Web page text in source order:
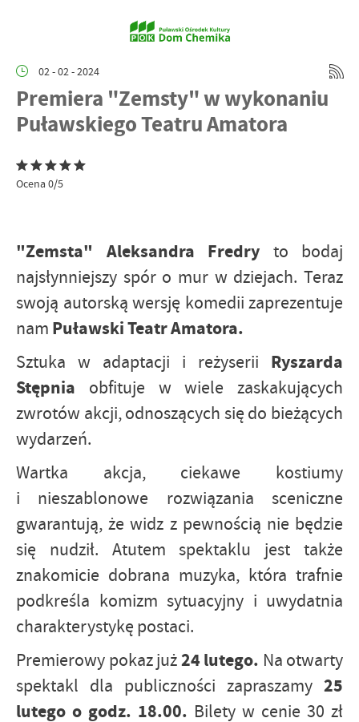
02 - 02 - 2024
Premiera "Zemsty" w wykonaniu
Puławskiego Teatru Amatora
Ocena 0/5
"Zemsta" Aleksandra Fredry to bodaj
najsłynniejszy spór o mur w dziejach. Teraz
swoją autorską wersję komedii zaprezentuje
nam Puławski Teatr Amatora.
Sztuka w adaptacji i reżyserii Ryszarda
Stępnia obfituje w wiele zaskakujących
zwrotów akcji, odnoszących się do bieżących
wydarzeń.
Wartka akcja, ciekawe kostiumy
i nieszablonowe rozwiązania sceniczne
gwarantują, że widz z pewnością nie będzie
się nudził. Atutem spektaklu jest także
znakomicie dobrana muzyka, która trafnie
podkreśla komizm sytuacyjny i uwydatnia
charakterystykę postaci.
Premierowy pokaz już24 lutego. Na otwarty
spektakl dla publiczności zapraszamy 25
lutego o godz. 18.00. Bilety w cenie 30 zł